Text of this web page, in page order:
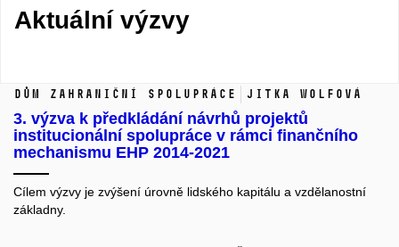
Aktuální výzvy
Dům zahraniční spolupráce Jitka Wolfová
3. výzva k předkládání návrhů projektů
institucionální spolupráce v rámci finančního
mechanismu EHP 2014-2021
Cílem výzvy je zvýšení úrovně lidského kapitálu a vzdělanostní
základny.